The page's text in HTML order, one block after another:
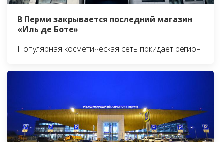
В Перми закрывается последний магазин
«Иль де Боте»
Популярная косметическая сеть покидает регион